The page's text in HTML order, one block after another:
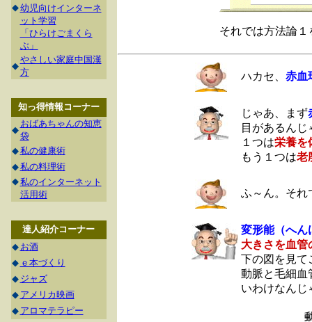
◆幼児向けインターネ
ット学習
「ひらけごまくら
ぶ」
◆
やさしい家庭中国漢
方
知っ得情報コーナー
◆
おばあちゃんの知恵
袋
◆私の健康術
◆私の料理術
◆私のインターネット
活用術
達人紹介コーナー
◆ お酒
◆ ｅ本づくり
◆ ジャズ
◆ アメリカ映画
◆ アロマテラピー
それでは方法論
ハカセ、 赤血
じゃあ、まず
目があるんじ
１つは栄養を
もう１つは老
ふ～ん。それ
変形能（へん
大きさを血管
下の図を見て
動脈と毛細血
いわけなんじ